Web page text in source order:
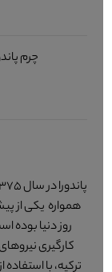
چرم
همواره یکی از
روز دنیا بوده
کارگیری
ترکیه، با